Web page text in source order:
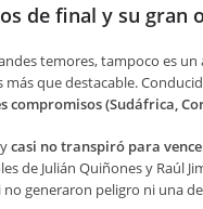
de final y su gran
temores, tampoco es un
que destacable.
compromisos (Sudáfrica,
casi no transpiró para
de Julián Quiñones y Raúl
generaron peligro ni una